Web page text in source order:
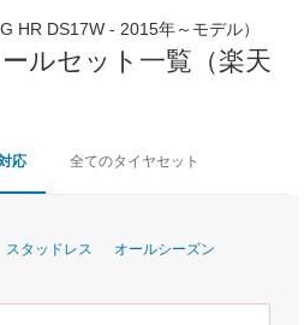
HR DS17W - 2015年～モデル）
ルセット一覧（楽天
応 全てのタイヤセット
スタッドレス オールシーズン